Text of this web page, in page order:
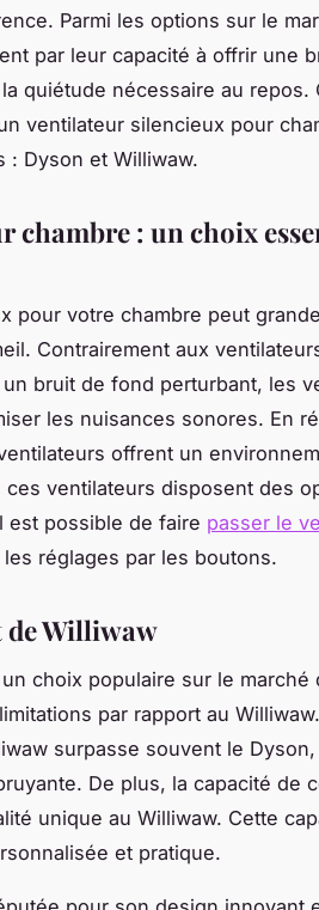
Parmi les options sur le
par leur capacité à offrir une
quiétude nécessaire au repos.
ventilateur silencieux pour
: Dyson et Williwaw.
chambre : un choix
pour votre chambre peut
Contrairement aux
bruit de fond perturbant, les
les nuisances sonores. En
offrent un
ventilateurs disposent des
est possible de faire passer le
réglages par les boutons.
de Williwaw
choix populaire sur le marché
par rapport au
surpasse souvent le
De plus, la capacité de
unique au Williwaw. Cette
et pratique.